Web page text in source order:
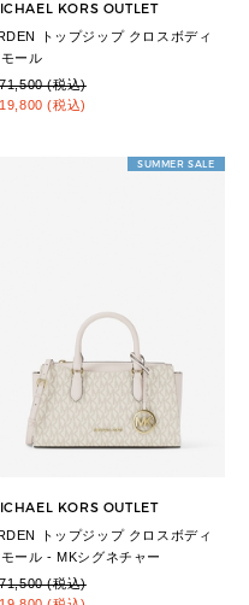
KORS OUTLET
トップジップ クロスボディ
ール
(税込)
(税込)
SUMMER SALE
KORS OUTLET
トップジップ クロスボディ
ール - MKシグネチャー
(税込)